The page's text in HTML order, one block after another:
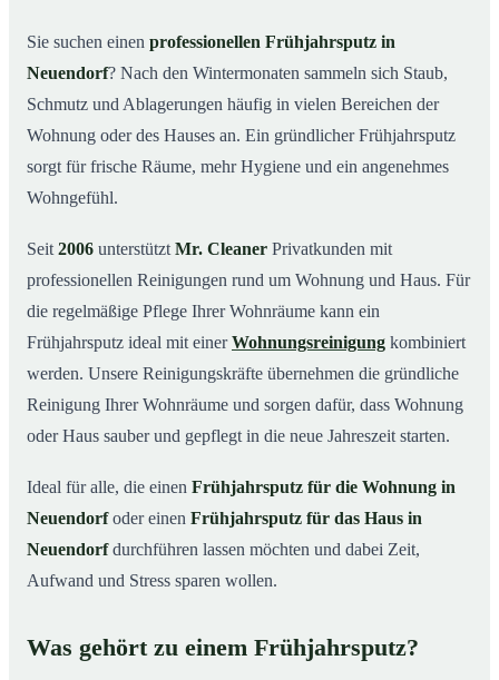
03Was kostet ein Frühjahrsputz in Neuendorf?
04Warum Mr. Cleaner in Neuendorf?
05Typische Anlässe für einen Frühjahrsputz
Jetzt Angebot einholen
Sie suchen einen professionellen Frühjahrsputz in
Neuendorf? Nach den Wintermonaten sammeln sich Staub,
Schmutz und Ablagerungen häufig in vielen Bereichen der
Wohnung oder des Hauses an. Ein gründlicher Frühjahrsputz
sorgt für frische Räume, mehr Hygiene und ein angenehmes
Wohngefühl.
Seit 2006 unterstützt Mr. Cleaner Privatkunden mit
professionellen Reinigungen rund um Wohnung und Haus. Für
die regelmäßige Pflege Ihrer Wohnräume kann ein
Frühjahrsputz ideal mit einerWohnungsreinigung kombiniert
werden. Unsere Reinigungskräfte übernehmen die gründliche
Reinigung Ihrer Wohnräume und sorgen dafür, dass Wohnung
oder Haus sauber und gepflegt in die neue Jahreszeit starten.
Ideal für alle, die einen Frühjahrsputz für die Wohnung in
Neuendorfoder einen Frühjahrsputz für das Haus in
Neuendorfdurchführen lassen möchten und dabei Zeit,
Aufwand und Stress sparen wollen.
Was gehört zu einem Frühjahrsputz?